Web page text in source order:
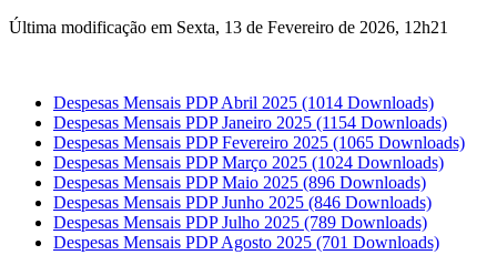
Última modificação em Sexta, 13 de Fevereiro de 2026, 12h21
Despesas Mensais PDP Abril 2025 (1014 Downloads)
Despesas Mensais PDP Janeiro 2025 (1154 Downloads)
Despesas Mensais PDP Fevereiro 2025 (1065 Downloads)
Despesas Mensais PDP Março 2025 (1024 Downloads)
Despesas Mensais PDP Maio 2025 (896 Downloads)
Despesas Mensais PDP Junho 2025 (846 Downloads)
Despesas Mensais PDP Julho 2025 (789 Downloads)
Despesas Mensais PDP Agosto 2025 (701 Downloads)